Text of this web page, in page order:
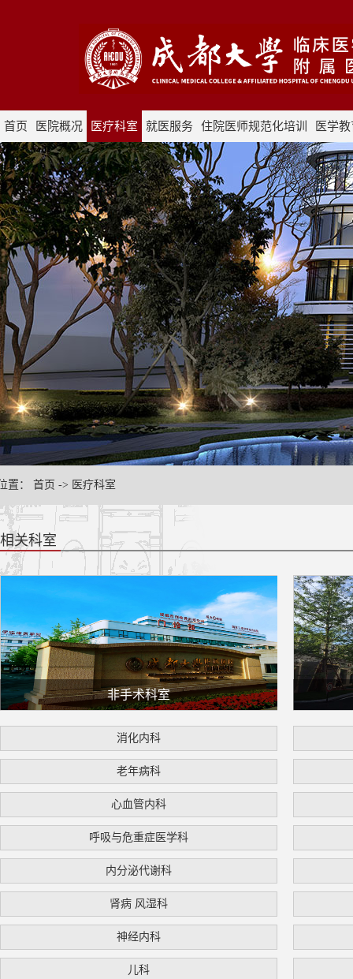
首页 医院概况 医疗科室 就医服务 住院医师规范化培训 医学
采购招标
置： 首页 -> 医疗科室
相关科室
非手术科室
消化内科
老年病科
心血管内科
呼吸与危重症医学科
内分泌代谢科
肾病 风湿科
神经内科
儿科